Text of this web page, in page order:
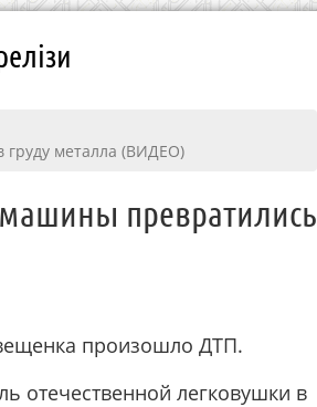
металла (ВИДЕО)
превратились
произошло ДТП.
отечественной легковушки в